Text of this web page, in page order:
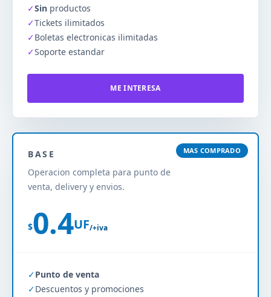
✓Sin productos
✓Tickets ilimitados
✓Boletas electronicas ilimitadas
✓Soporte estandar
ME INTERESA
MAS COMPRADO
BASE
Operacion completa para punto de
venta, delivery y envios.
$0.4UF/+iva
✓Punto de venta
✓Descuentos y promociones